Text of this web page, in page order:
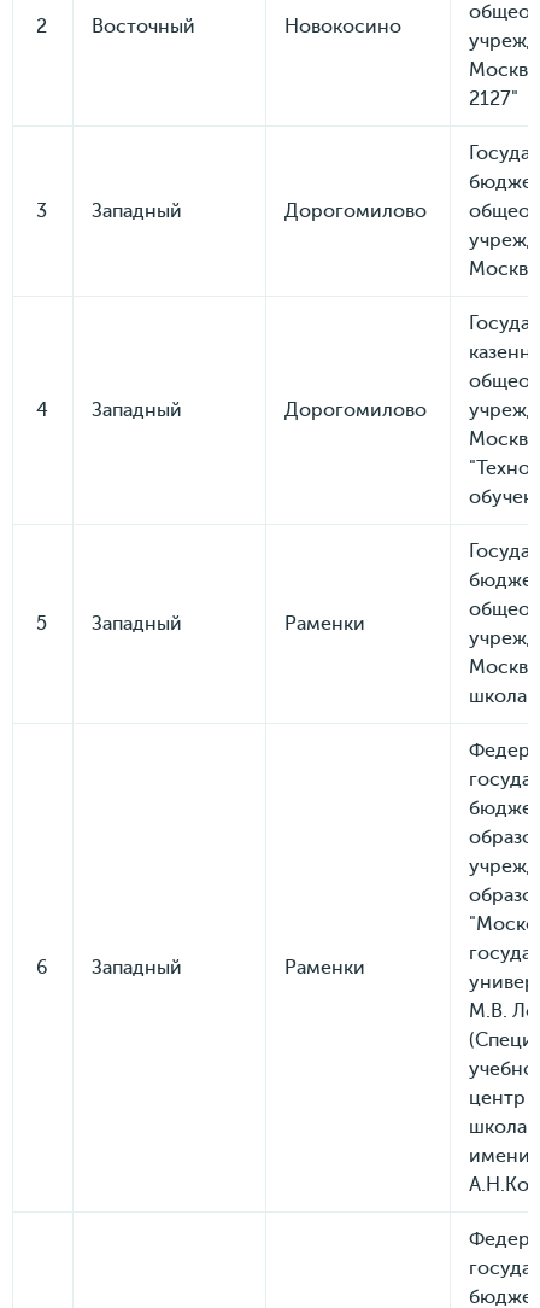
2 Восточный Новокосино
2127"
3 Западный Дорогомилово
4 Западный Дорогомилово
5 Западный Раменки
школа
6 Западный Раменки
М.В.
центр
школа-
имени